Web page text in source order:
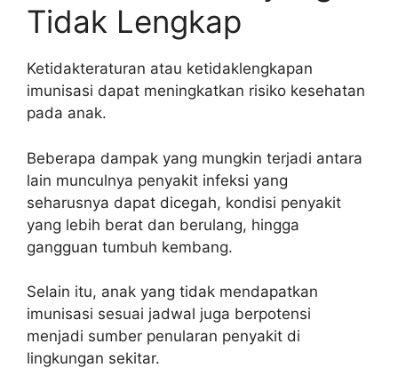
Tidak Lengkap
Ketidakteraturan atau ketidaklengkapan
imunisasi dapat meningkatkan risiko kesehatan
pada anak.
Beberapa dampak yang mungkin terjadi antara
lain munculnya penyakit infeksi yang
seharusnya dapat dicegah, kondisi penyakit
yang lebih berat dan berulang, hingga
gangguan tumbuh kembang.
Selain itu, anak yang tidak mendapatkan
imunisasi sesuai jadwal juga berpotensi
menjadi sumber penularan penyakit di
lingkungan sekitar.